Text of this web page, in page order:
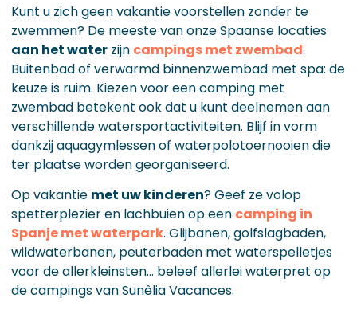
Kunt u zich geen vakantie voorstellen zonder te
zwemmen? De meeste van onze Spaanse locaties
aan het water zijn campings met zwembad.
Buitenbad of verwarmd binnenzwembad met spa: de
keuze is ruim. Kiezen voor een camping met
zwembad betekent ook dat u kunt deelnemen aan
verschillende watersportactiviteiten. Blijf in vorm
dankzij aquagymlessen of waterpolotoernooien die
ter plaatse worden georganiseerd.
Op vakantie met uw kinderen? Geef ze volop
spetterplezier en lachbuien op een camping in
Spanje met waterpark. Glijbanen, golfslagbaden,
wildwaterbanen, peuterbaden met waterspelletjes
voor de allerkleinsten... beleef allerlei waterpret op
de campings van Sunêlia Vacances.